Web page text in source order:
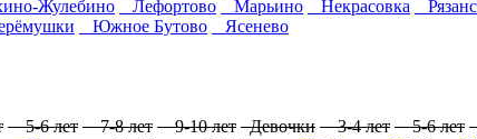
Жулебино Лефортово Марьино Некрасовка
Южное Бутово
Ясенево
5-6 лет 7-8 лет 9-10 лет Девочки 3-4 лет 5-6 лет